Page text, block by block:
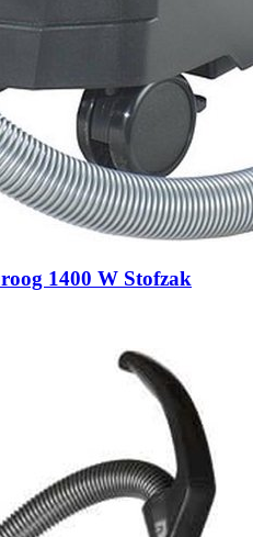
1400 W Stofzak